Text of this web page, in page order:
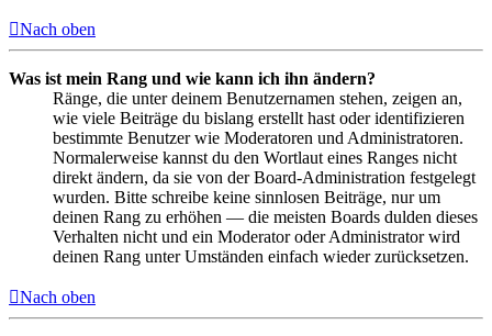
Nach oben
Was ist mein Rang und wie kann ich ihn ändern?
Ränge, die unter deinem Benutzernamen stehen, zeigen an,
wie viele Beiträge du bislang erstellt hast oder identifizieren
bestimmte Benutzer wie Moderatoren und Administratoren.
Normalerweise kannst du den Wortlaut eines Ranges nicht
direkt ändern, da sie von der Board-Administration festgelegt
wurden. Bitte schreibe keine sinnlosen Beiträge, nur um
deinen Rang zu erhöhen — die meisten Boards dulden dieses
Verhalten nicht und ein Moderator oder Administrator wird
deinen Rang unter Umständen einfach wieder zurücksetzen.
Nach oben